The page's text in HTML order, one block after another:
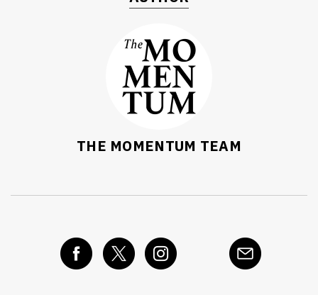
THE MOMENTUM TEAM